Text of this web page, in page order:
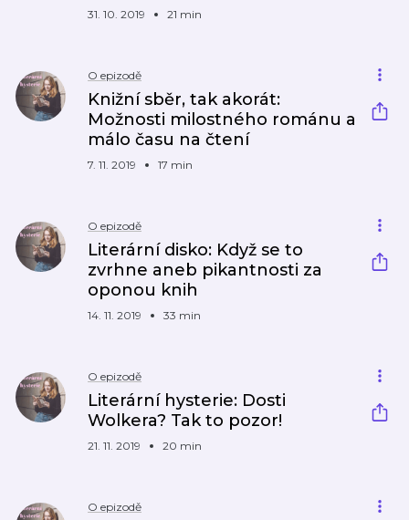
31. 10. 2019 21 min
O epizodě
Knižní sběr, tak akorát:
Možnosti milostného románu a
málo času na čtení
7. 11. 2019 17 min
O epizodě
Literární disko: Když se to
zvrhne aneb pikantnosti za
oponou knih
14. 11. 2019 33 min
O epizodě
Literární hysterie: Dosti
Wolkera? Tak to pozor!
21. 11. 2019 20 min
O epizodě